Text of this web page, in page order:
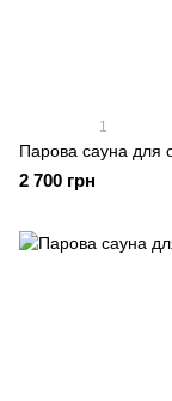
1
Парова сауна для
2 700 грн